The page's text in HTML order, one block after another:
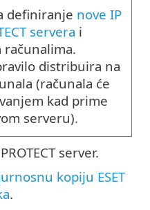
definiranje nove IP
servera i
računalima.
distribuira na
(računala će
kad prime
serveru).
server.
kopiju ESET
.